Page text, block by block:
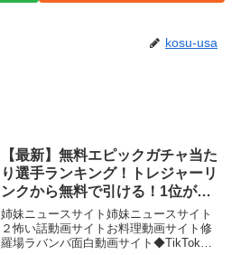
kosu-usa
【最新】無料エピックガチャ当た
り選手ランキング！トレジャーリ
ンクから無料で引ける！1位が超
強い！レべマ能力まで徹底解説！
【eFootball,イーフットボール,イ
ーフト】
姉妹ニュースサイト姉妹ニュースサイト
２怖い話動画サイトお料理動画サイト修
羅場ラバンバ面白動画サイト◆TikTokも